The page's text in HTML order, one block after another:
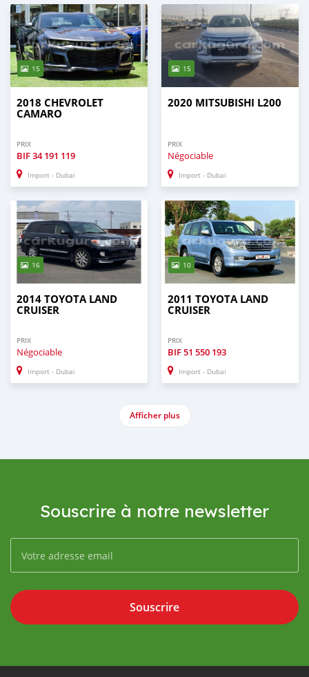
15
2018 CHEVROLET
CAMARO
PRIX
BIF34 191 119
Import - Dubai
15
2020 MITSUBISHI L200
PRIX
Négociable
Import - Dubai
16
2014 TOYOTA LAND
CRUISER
PRIX
Négociable
Import - Dubai
10
2011 TOYOTA LAND
CRUISER
PRIX
BIF51 550 193
Import - Dubai
Afficher plus
Souscrire à notre newsletter
Souscrire